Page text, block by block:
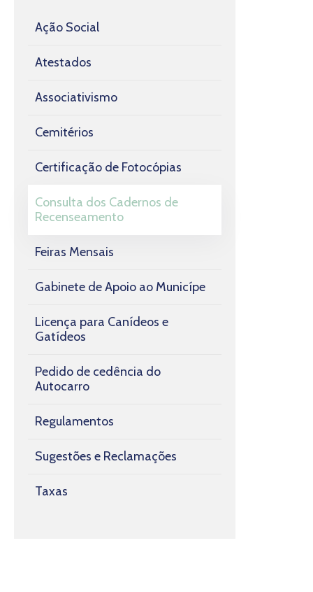
Ação Social
Atestados
Associativismo
Cemitérios
Certificação de Fotocópias
Consulta dos Cadernos de
Recenseamento
Feiras Mensais
Gabinete de Apoio ao Municípe
Licença para Canídeos e
Gatídeos
Pedido de cedência do
Autocarro
Regulamentos
Sugestões e Reclamações
Taxas